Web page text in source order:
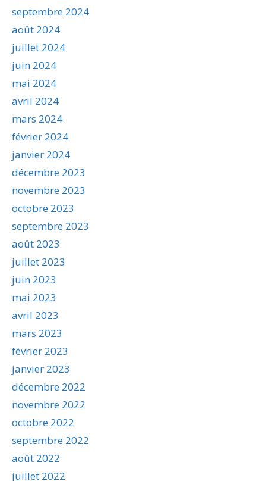
septembre 2024
août 2024
juillet 2024
juin 2024
mai 2024
avril 2024
mars 2024
février 2024
janvier 2024
décembre 2023
novembre 2023
octobre 2023
septembre 2023
août 2023
juillet 2023
juin 2023
mai 2023
avril 2023
mars 2023
février 2023
janvier 2023
décembre 2022
novembre 2022
octobre 2022
septembre 2022
août 2022
juillet 2022